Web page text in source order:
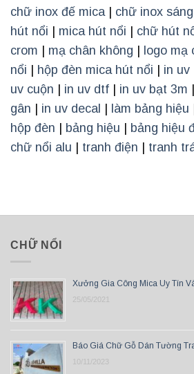
chữ inox đế mica | chữ inox
hút nổi | mica hút nổi | chữ hút
crom | mạ chân không | logo mạ
nổi | hộp đèn mica hút nổi | in uv
uv cuộn | in uv dtf | in uv bạt 3m |
gân | in uv decal | làm bảng hiệu
hộp đèn | bảng hiệu | bảng hiệu
chữ nổi alu | tranh điện | tranh
CHỮ NỔI
Xưởng Gia Công Mica Uy Tín
25/05/2021
Báo Giá Chữ Gỗ Dán Tường
10/11/2023